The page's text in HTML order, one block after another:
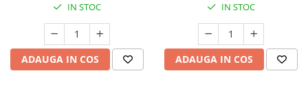
Prindere Capse, Cutie de
Depozitare, Roz
IN STOC
ADAUGA IN COS
Rechin, Accesoriu de Voiaj,
Birou, Masina, Sistem
Prindere Capse, Albastru
IN STOC
ADAUGA IN COS